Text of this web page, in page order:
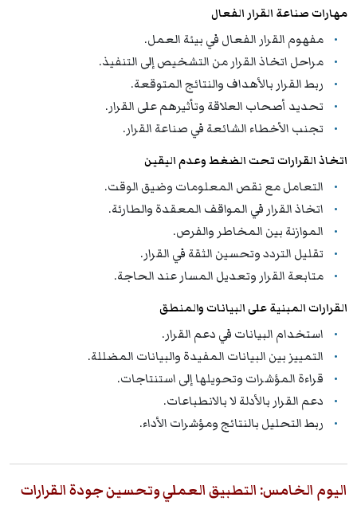
مهارات صناعة القرار الفعال
مفهوم القرار الفعال في بيئة العمل.
مراحل اتخاذ القرار من التشخيص إلى التنفيذ.
ربط القرار بالأهداف والنتائج المتوقعة.
تحديد أصحاب العلاقة وتأثيرهم على القرار.
تجنب الأخطاء الشائعة في صناعة القرار.
اتخاذ القرارات تحت الضغط وعدم اليقين
التعامل مع نقص المعلومات وضيق الوقت.
اتخاذ القرار في المواقف المعقدة والطارئة.
الموازنة بين المخاطر والفرص.
تقليل التردد وتحسين الثقة في القرار.
متابعة القرار وتعديل المسار عند الحاجة.
القرارات المبنية على البيانات والمنطق
استخدام البيانات في دعم القرار.
التمييز بين البيانات المفيدة والبيانات المضللة.
قراءة المؤشرات وتحويلها إلى استنتاجات.
دعم القرار بالأدلة لا بالانطباعات.
ربط التحليل بالنتائج ومؤشرات الأداء.
اليوم الخامس: التطبيق العملي وتحسين جودة القرارات